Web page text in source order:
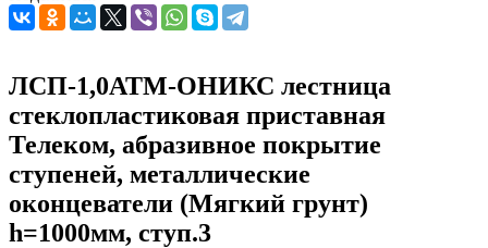
ЛСП-1,0АТМ-ОНИКС лестница
стеклопластиковая приставная
Телеком, абразивное покрытие
ступеней, металлические
оконцеватели (Мягкий грунт)
h=1000мм, ступ.3